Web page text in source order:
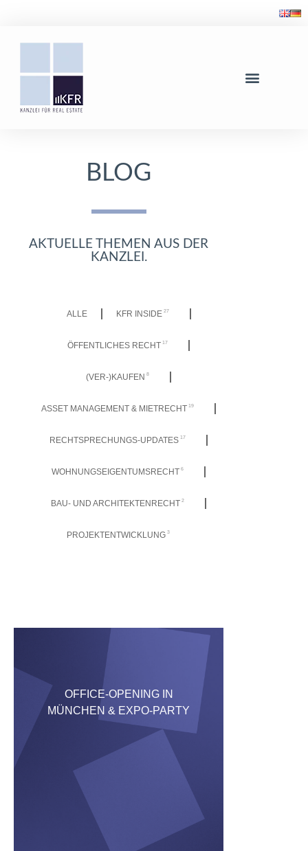
BLOG
AKTUELLE THEMEN AUS DER
KANZLEI.
ALLE KFR INSIDE 27
ÖFFENTLICHES RECHT 17
(VER-)KAUFEN 8
ASSET MANAGEMENT & MIETRECHT 19
RECHTSPRECHUNGS-UPDATES 17
WOHNUNGSEIGENTUMSRECHT 6
BAU- UND ARCHITEKTENRECHT 2
PROJEKTENTWICKLUNG 3
OFFICE-OPENING IN
MÜNCHEN & EXPO-PARTY